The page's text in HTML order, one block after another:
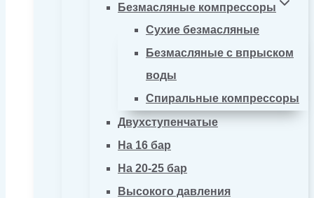
Безмасляные компрессоры
Сухие безмасляные
Безмасляные с впрыском
воды
Спиральные компрессоры
Двухступенчатые
На 16 бар
На 20-25 бар
Высокого давления